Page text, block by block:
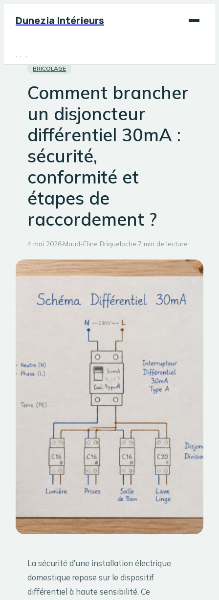
Dunezia Intérieurs
Maison
Jardinage
Bricolage
BRICOLAGE
Comment brancher
un disjoncteur
différentiel 30mA :
sécurité,
conformité et
étapes de
raccordement ?
4 mai 2026·Maud-Eline Briqueloche·7 min de lecture
La sécurité d’une installation électrique
domestique repose sur le dispositif
différentiel à haute sensibilité. Ce